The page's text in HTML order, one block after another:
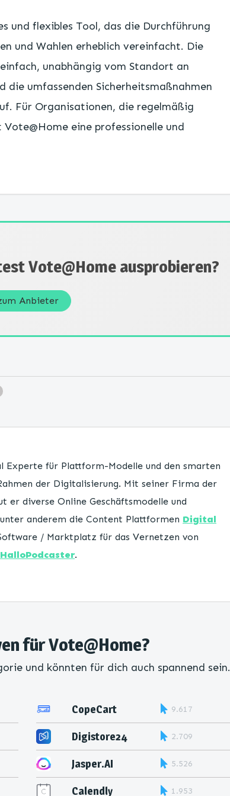
und flexibles Tool, das die Durchführung
und Wahlen erheblich vereinfacht. Die
unabhängig vom Standort an
die umfassenden Sicherheitsmaßnahmen
Für Organisationen, die regelmäßig
eine professionelle und
Vote@Home ausprobieren?
Anbieter
Experte für Plattform-Modelle und den smarten
der Digitalisierung. Mit seiner Firma der
er diverse Online Geschäftsmodelle und
anderem die Content Plattformen Digital
/ Marktplatz für das Vernetzen von
HalloPodcaster.
für Vote@Home?
und könnten für dich auch spannend sein.
CopeCart 9.617
Digistore24 2.709
Jasper.AI 5.526
Calendly 1.953